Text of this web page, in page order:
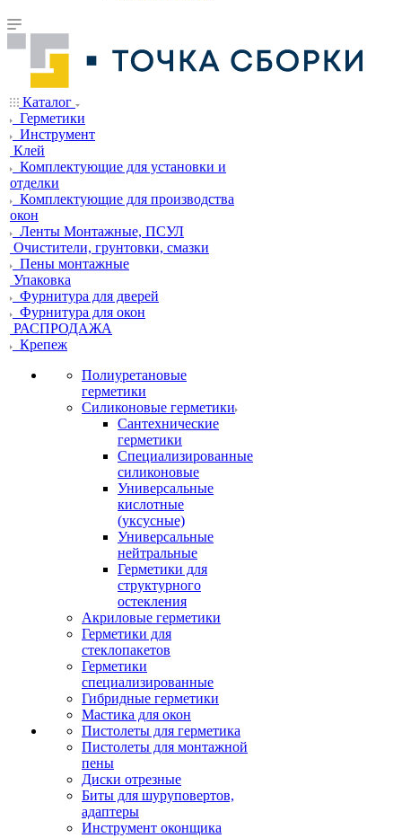
Каталог
Герметики
Инструмент
Клей
Комплектующие для установки и
отделки
Комплектующие для производства
окон
Ленты Монтажные, ПСУЛ
Очистители, грунтовки, смазки
Пены монтажные
Упаковка
Фурнитура для дверей
Фурнитура для окон
РАСПРОДАЖА
Крепеж
Полиуретановые
герметики
Силиконовые герметики
Сантехнические
герметики
Специализированные
силиконовые
Универсальные
кислотные
(уксусные)
Универсальные
нейтральные
Герметики для
структурного
остекления
Акриловые герметики
Герметики для
стеклопакетов
Герметики
специализированные
Гибридные герметики
Мастика для окон
Пистолеты для герметика
Пистолеты для монтажной
пены
Диски отрезные
Биты для шуруповертов,
адаптеры
Инструмент оконщика